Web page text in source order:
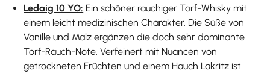
Ledaig 10 YO: Ein schöner rauchiger Torf-Whisky mit
einem leicht medizinischen Charakter. Die Süße von
Vanille und Malz ergänzen die doch sehr dominante
Torf-Rauch-Note. Verfeinert mit Nuancen von
getrockneten Früchten und einem Hauch Lakritz ist